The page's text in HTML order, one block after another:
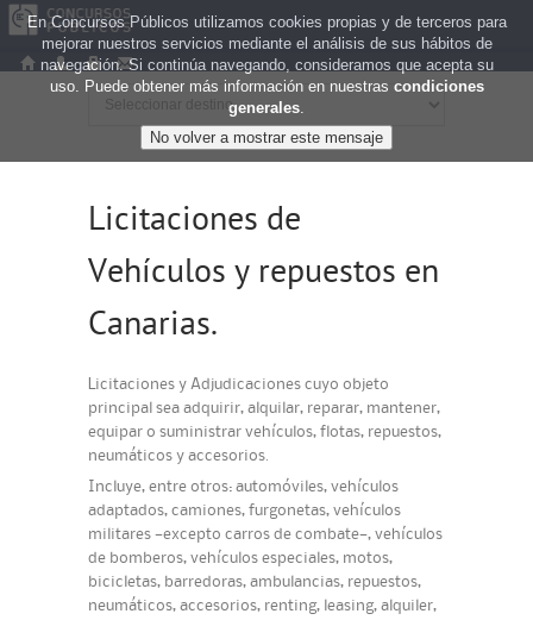
Licitaciones de
Vehículos y repuestos en
Canarias.
Licitaciones y Adjudicaciones cuyo objeto
principal sea adquirir, alquilar, reparar, mantener,
equipar o suministrar vehículos, flotas, repuestos,
neumáticos y accesorios.
Incluye, entre otros: automóviles, vehículos
adaptados, camiones, furgonetas, vehículos
militares —excepto carros de combate—, vehículos
de bomberos, vehículos especiales, motos,
bicicletas, barredoras, ambulancias, repuestos,
neumáticos, accesorios, renting, leasing, alquiler,
En Concursos Públicos utilizamos cookies propias y de terceros para
mejorar nuestros servicios mediante el análisis de sus hábitos de
navegación. Si continúa navegando, consideramos que acepta su
uso. Puede obtener más información en nuestras condiciones
generales.